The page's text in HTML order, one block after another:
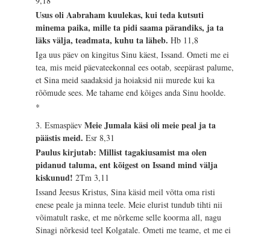
Usus oli Aabraham kuulekas, kui teda kutsuti
minema paika, mille ta pidi saama pärandiks, ja ta
läks välja, teadmata, kuhu ta läheb.Hb 11,8
Iga uus päev on kingitus Sinu käest, Issand. Ometi me ei
tea, mis meid päevateekonnal ees ootab, seepärast palume,
et Sina meid saadaksid ja hoiaksid nii murede kui ka
rõõmude sees. Me tahame end kõiges anda Sinu hoolde.
*
3. EsmaspäevMeie Jumala käsi oli meie peal ja ta
päästis meid.Esr 8,31
Paulus kirjutab: Millist tagakiusamist ma olen
pidanud taluma, ent kõigest on Issand mind välja
kiskunud!2Tm 3,11
Issand Jeesus Kristus, Sina käsid meil võtta oma risti
enese peale ja minna teele. Meie elurist tundub tihti nii
võimatult raske, et me nõrkeme selle koorma all, nagu
Sinagi nõrkesid teel Kolgatale. Ometi me teame, et me ei